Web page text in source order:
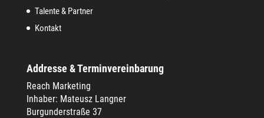
Talente & Partner
Kontakt
Addresse & Terminvereinbarung
Reach Marketing
Inhaber: Mateusz Langner
Burgunderstraße 37